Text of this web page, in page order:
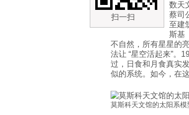
扫一扫
数天
蔡司
至建
斯基
不自然，所有星星的
法让 “星空活起来”。
过，日食和月食真实
似的系统。如今，在
莫斯科天文馆的太阳系